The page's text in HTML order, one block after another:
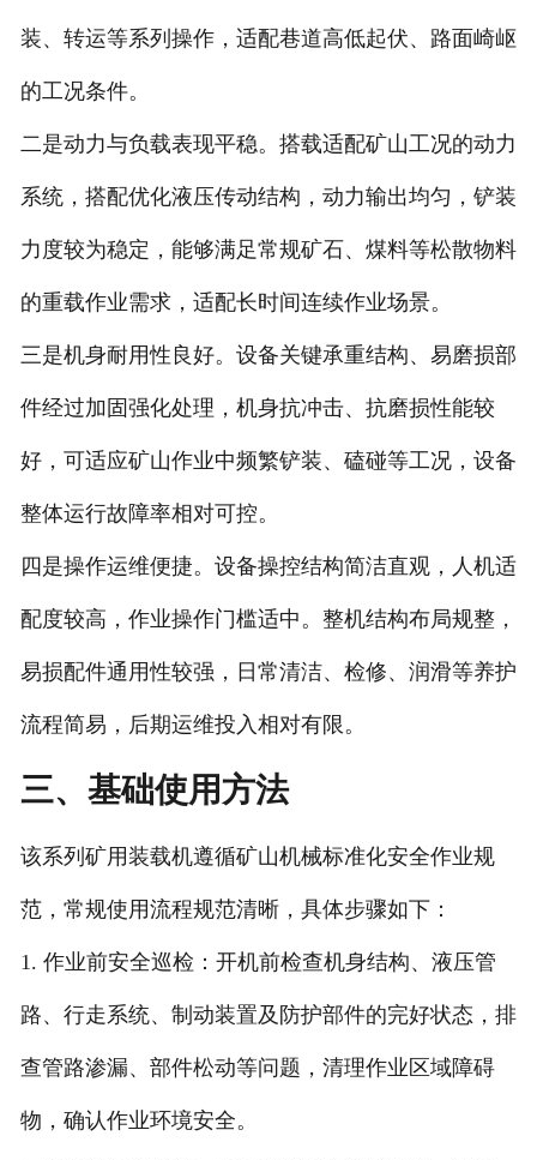
装、转运等系列操作，适配巷道高低起伏、路面崎岖
的工况条件。
二是动力与负载表现平稳。搭载适配矿山工况的动力
系统，搭配优化液压传动结构，动力输出均匀，铲装
力度较为稳定，能够满足常规矿石、煤料等松散物料
的重载作业需求，适配长时间连续作业场景。
三是机身耐用性良好。设备关键承重结构、易磨损部
件经过加固强化处理，机身抗冲击、抗磨损性能较
好，可适应矿山作业中频繁铲装、磕碰等工况，设备
整体运行故障率相对可控。
四是操作运维便捷。设备操控结构简洁直观，人机适
配度较高，作业操作门槛适中。整机结构布局规整，
易损配件通用性较强，日常清洁、检修、润滑等养护
流程简易，后期运维投入相对有限。
三、基础使用方法
该系列矿用装载机遵循矿山机械标准化安全作业规
范，常规使用流程规范清晰，具体步骤如下：
1. 作业前安全巡检：开机前检查机身结构、液压管
路、行走系统、制动装置及防护部件的完好状态，排
查管路渗漏、部件松动等问题，清理作业区域障碍
物，确认作业环境安全。